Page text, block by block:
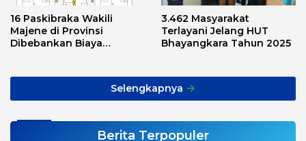
16 Paskibraka Wakili
Majene di Provinsi
Dibebankan Biaya
3.462 Masyarakat
Terlayani Jelang HUT
Bhayangkara Tahun 2025
Selengkapnya
Berita Terpopuler